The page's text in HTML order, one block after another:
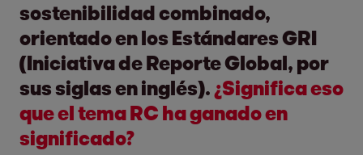
sostenibilidad combinado,
orientado en los Estándares GRI
(Iniciativa de Reporte Global, por
sus siglas en inglés). ¿Significa eso
que el tema RC ha ganado en
significado?